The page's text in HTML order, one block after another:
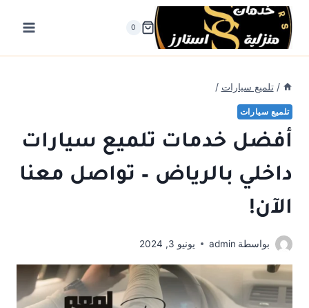
التجاوز
المحتوى
0
/ تلميع سيارات /
تلميع سيارات
أفضل خدمات تلميع سيارات
داخلي بالرياض – تواصل معنا
الآن!
بواسطة admin يونيو 3, 2024